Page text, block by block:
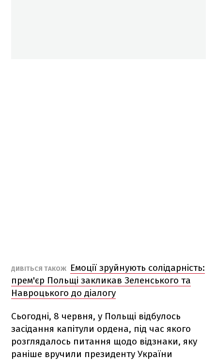
ДИВІТЬСЯ ТАКОЖ
Емоції зруйнують солідарність:
прем'єр Польщі закликав Зеленського та
Навроцького до діалогу
Сьогодні, 8 червня, у Польщі відбулось
засідання капітули ордена, під час якого
розглядалось питання щодо відзнаки, яку
раніше вручили президенту України